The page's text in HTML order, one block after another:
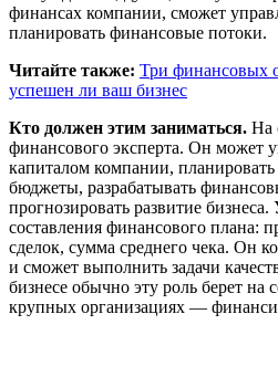
финансах компании, сможет
планировать финансовые потоки.
Читайте также: Три финансовых
успешен ли ваш бизнес
Кто должен этим заниматься. На
финансового эксперта. Он может
капиталом компании,
бюджеты, разрабатывать
прогнозировать развитие
составления финансового плана:
сделок, сумма среднего чека. Он
и сможет выполнить задачи
бизнесе обычно эту роль берет на
крупных организациях —